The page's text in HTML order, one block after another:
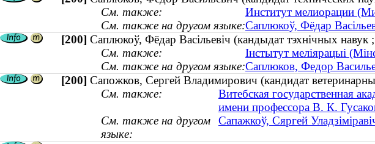
См. также:
Институт мелиорации
См. также на другом языке:Саплюкоў, Фёдар
[200] Саплюкоў, Фёдар Васільевіч (кандыдат тэхнічных
См. также:
Інстытут меліярацыі
См. также на другом языке:Саплюков, Федор
[200] Сапожков, Сергей Владимирович (кандидат
См. также:
Витебская государственная
имени профессора В. К.
См. также на другом
языке:
Сапажкоў, Сяргей